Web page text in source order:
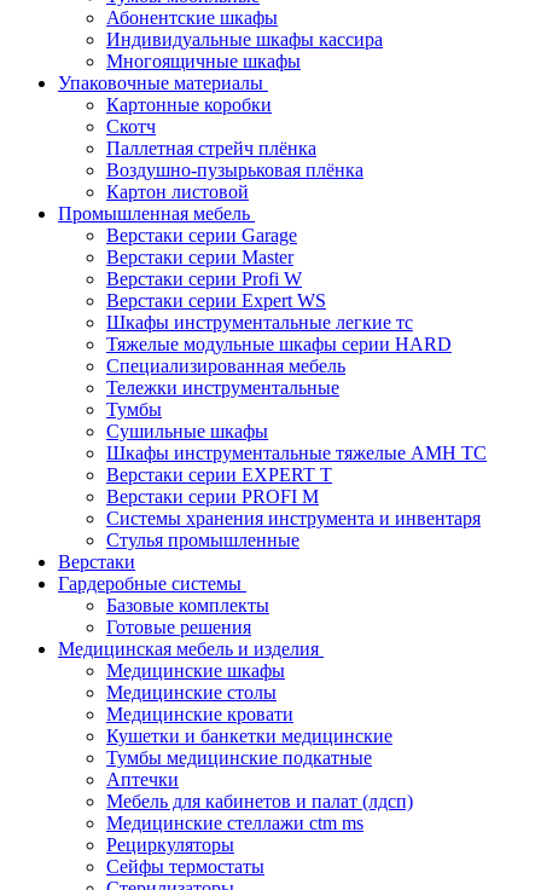
Абонентские шкафы
Индивидуальные шкафы кассира
Многоящичные шкафы
Упаковочные материалы
Картонные коробки
Скотч
Паллетная стрейч плёнка
Воздушно-пузырьковая плёнка
Картон листовой
Промышленная мебель
Верстаки серии Garage
Верстаки серии Master
Верстаки серии Profi W
Верстаки серии Expert WS
Шкафы инструментальные легкие тс
Тяжелые модульные шкафы серии HARD
Cпециализированная мебель
Тележки инструментальные
Тумбы
Cушильные шкафы
Шкафы инструментальные тяжелые AMH TC
Верстаки серии EXPERT T
Верстаки серии PROFI M
Системы хранения инструмента и инвентаря
Стулья промышленные
Верстаки
Гардеробные системы
Базовые комплекты
Готовые решения
Медицинская мебель и изделия
Медицинские шкафы
Медицинские столы
Медицинские кровати
Кушетки и банкетки медицинские
Тумбы медицинские подкатные
Аптечки
Мебель для кабинетов и палат (лдсп)
Медицинские стеллажи ctm ms
Рециркуляторы
Сейфы термостаты